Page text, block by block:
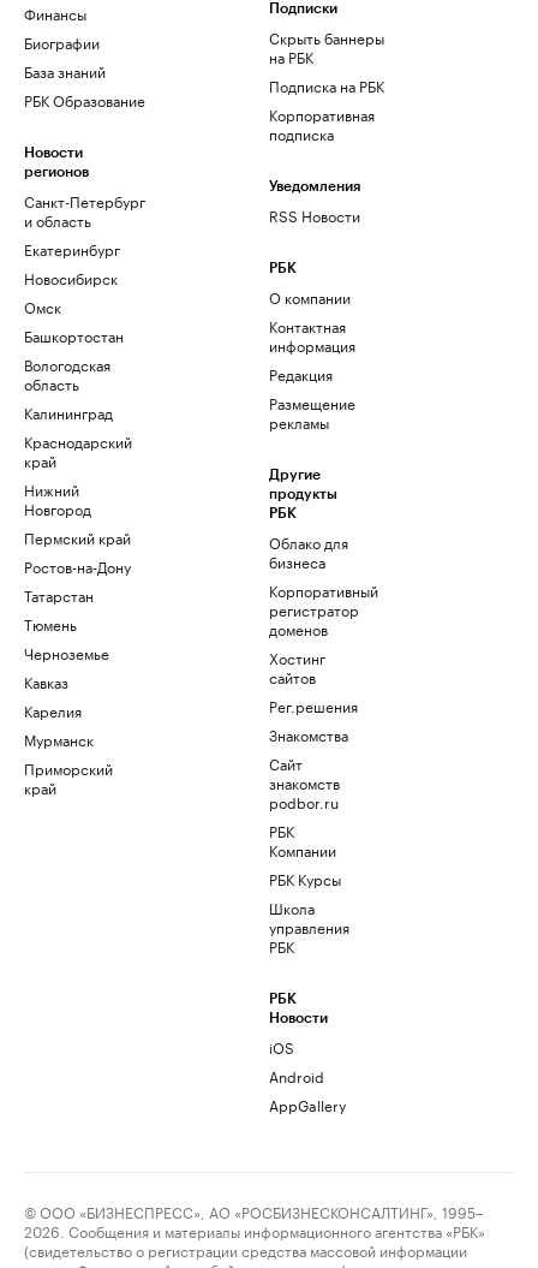
Финансы
Биографии
База знаний
РБК Образование
Новости
регионов
Санкт-Петербург
и область
Екатеринбург
Новосибирск
Омск
Башкортостан
Вологодская
область
Калининград
Краснодарский
край
Нижний
Новгород
Пермский край
Ростов-на-Дону
Татарстан
Тюмень
Черноземье
Кавказ
Карелия
Мурманск
Приморский
край
Подписки
Скрыть баннеры
на РБК
Подписка на РБК
Корпоративная
подписка
Уведомления
RSS Новости
РБК
О компании
Контактная
информация
Редакция
Размещение
рекламы
Другие
продукты
РБК
Облако для
бизнеса
Корпоративный
регистратор
доменов
Хостинг
сайтов
Рег.решения
Знакомства
Сайт
знакомств
podbor.ru
РБК
Компании
РБК Курсы
Школа
управления
РБК
РБК
Новости
iOS
Android
AppGallery
© ООО «БИЗНЕСПРЕСС», АО «РОСБИЗНЕСКОНСАЛТИНГ», 1995–
2026. Сообщения и материалы информационного агентства «РБК»
(свидетельство о регистрации средства массовой информации